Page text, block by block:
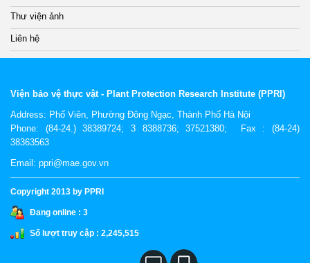
Thư viện ảnh
Liên hệ
Viện bảo vệ thực vật - Plant Protection Research Institute (PPRI)
Address: Phố Viên, Phường Đông Ngạc, Thành Phố Hà Nội
Phone: (84-24.) 38389724; 3 8388736; 37521380; Fax : (84-24)
38363563
Email: ppri@mae.gov.vn
Copyright 2013 by PPRI
Đang online : 3
Số lượt truy cập : 2,245,515